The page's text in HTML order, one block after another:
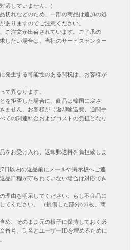
応していません。）
切れなどのため、一部の商品は追加の処
ありますのでご注意ください。
ご注文が出荷されています。ご了承の
したい場合は、当社のサービスセンター
発生する可能性のある関税は、お客様が
て異なります。
を拒否した場合に、商品は韓国に戻さ
ません。お客様が（返却輸送費、通関手
ての関連料金およびコストの負担となり
をお受け入れ、返却郵送料を負担致しま
日以内の返品前にメールや掲示板へご連
品日程が守られていない場合は対応でき
理由を明示してください。もし不良品に
てください。 （損傷した部分の1枚、商
め、そのまま元の様子に保持しておく必
番号、氏名とユーザーIDを埋めるために